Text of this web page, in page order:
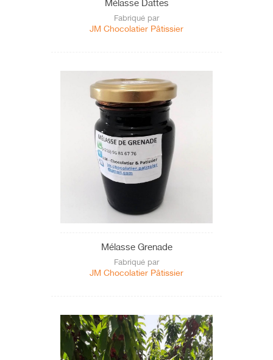
Fabriqué par
JM Chocolatier Pâtissier
Mélasse Grenade
Fabriqué par
JM Chocolatier Pâtissier